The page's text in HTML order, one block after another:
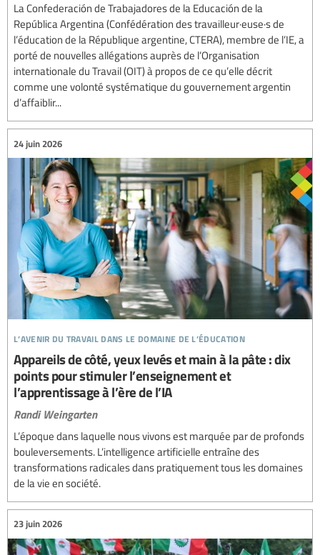
La Confederación de Trabajadores de la Educación de la
República Argentina (Confédération des travailleur·euse·s de
l’éducation de la République argentine, CTERA), membre de l’IE, a
porté de nouvelles allégations auprès de l’Organisation
internationale du Travail (OIT) à propos de ce qu’elle décrit
comme une volonté systématique du gouvernement argentin
d’affaiblir...
l’avenir du travail dans le domaine de l’éducation
24 juin 2026
Appareils de côté, yeux levés et main à la pâte : dix
points pour stimuler l’enseignement et
l’apprentissage à l’ère de l’IA
Randi Weingarten
L’époque dans laquelle nous vivons est marquée par de profonds
bouleversements. L’intelligence artificielle entraîne des
transformations radicales dans pratiquement tous les domaines
de la vie en société.
23 juin 2026